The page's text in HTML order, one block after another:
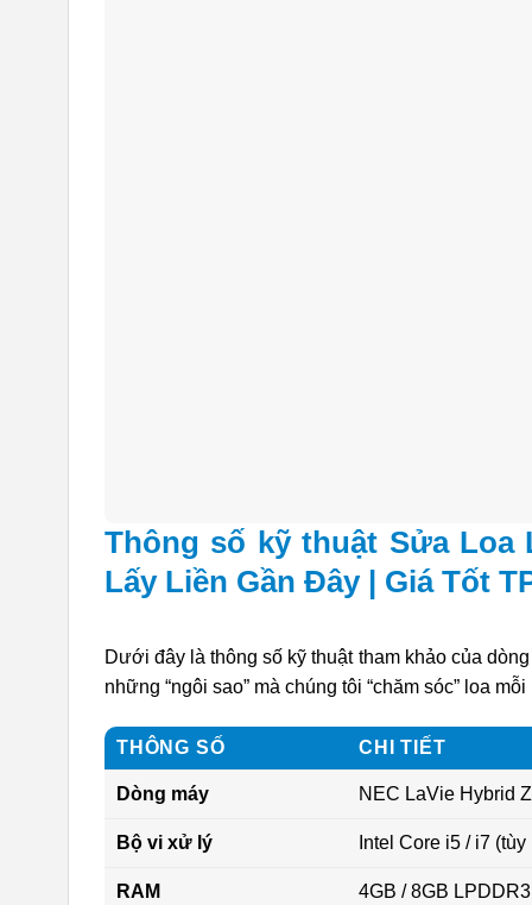
Thông số kỹ thuật Sửa Loa
Lấy Liền Gần Đây | Giá Tốt
Dưới đây là thông số kỹ thuật tham khảo của
những “ngôi sao” mà chúng tôi “chăm sóc” loa mỗi
THÔNG SỐ CHI TIẾT
Dòng máy NEC LaVie Hybrid
Bộ vi xử lý Intel Core i5 / i7
RAM 4GB / 8GB